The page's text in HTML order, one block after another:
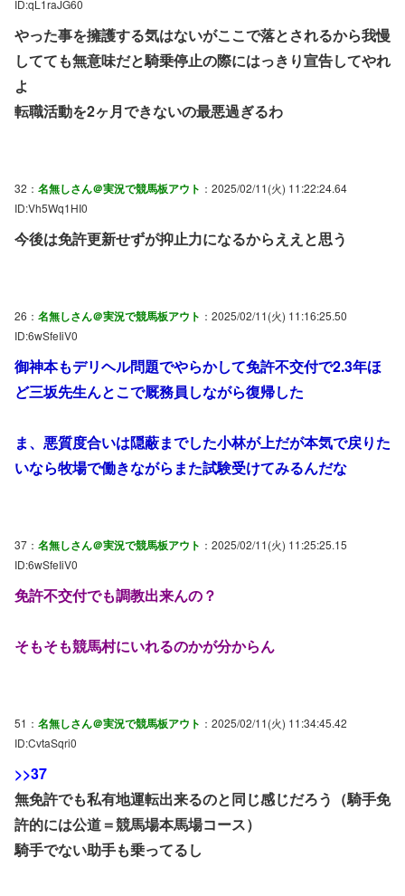
ID:qL1raJG60
やった事を擁護する気はないがここで落とされるから我慢
してても無意味だと騎乗停止の際にはっきり宣告してやれ
よ
転職活動を2ヶ月できないの最悪過ぎるわ
32： 名無しさん＠実況で競馬板アウト ：2025/02/11(火) 11:22:24.64
ID:Vh5Wq1HI0
今後は免許更新せずが抑止力になるからええと思う
26： 名無しさん＠実況で競馬板アウト ：2025/02/11(火) 11:16:25.50
ID:6wSfeIiV0
御神本もデリヘル問題でやらかして免許不交付で2.3年ほ
ど三坂先生んとこで厩務員しながら復帰した
ま、悪質度合いは隠蔽までした小林が上だが本気で戻りた
いなら牧場で働きながらまた試験受けてみるんだな
37： 名無しさん＠実況で競馬板アウト ：2025/02/11(火) 11:25:25.15
ID:6wSfeIiV0
免許不交付でも調教出来んの？
そもそも競馬村にいれるのかが分からん
51： 名無しさん＠実況で競馬板アウト ：2025/02/11(火) 11:34:45.42
ID:CvtaSqri0
>>37
無免許でも私有地運転出来るのと同じ感じだろう（騎手免
許的には公道＝競馬場本馬場コース）
騎手でない助手も乗ってるし